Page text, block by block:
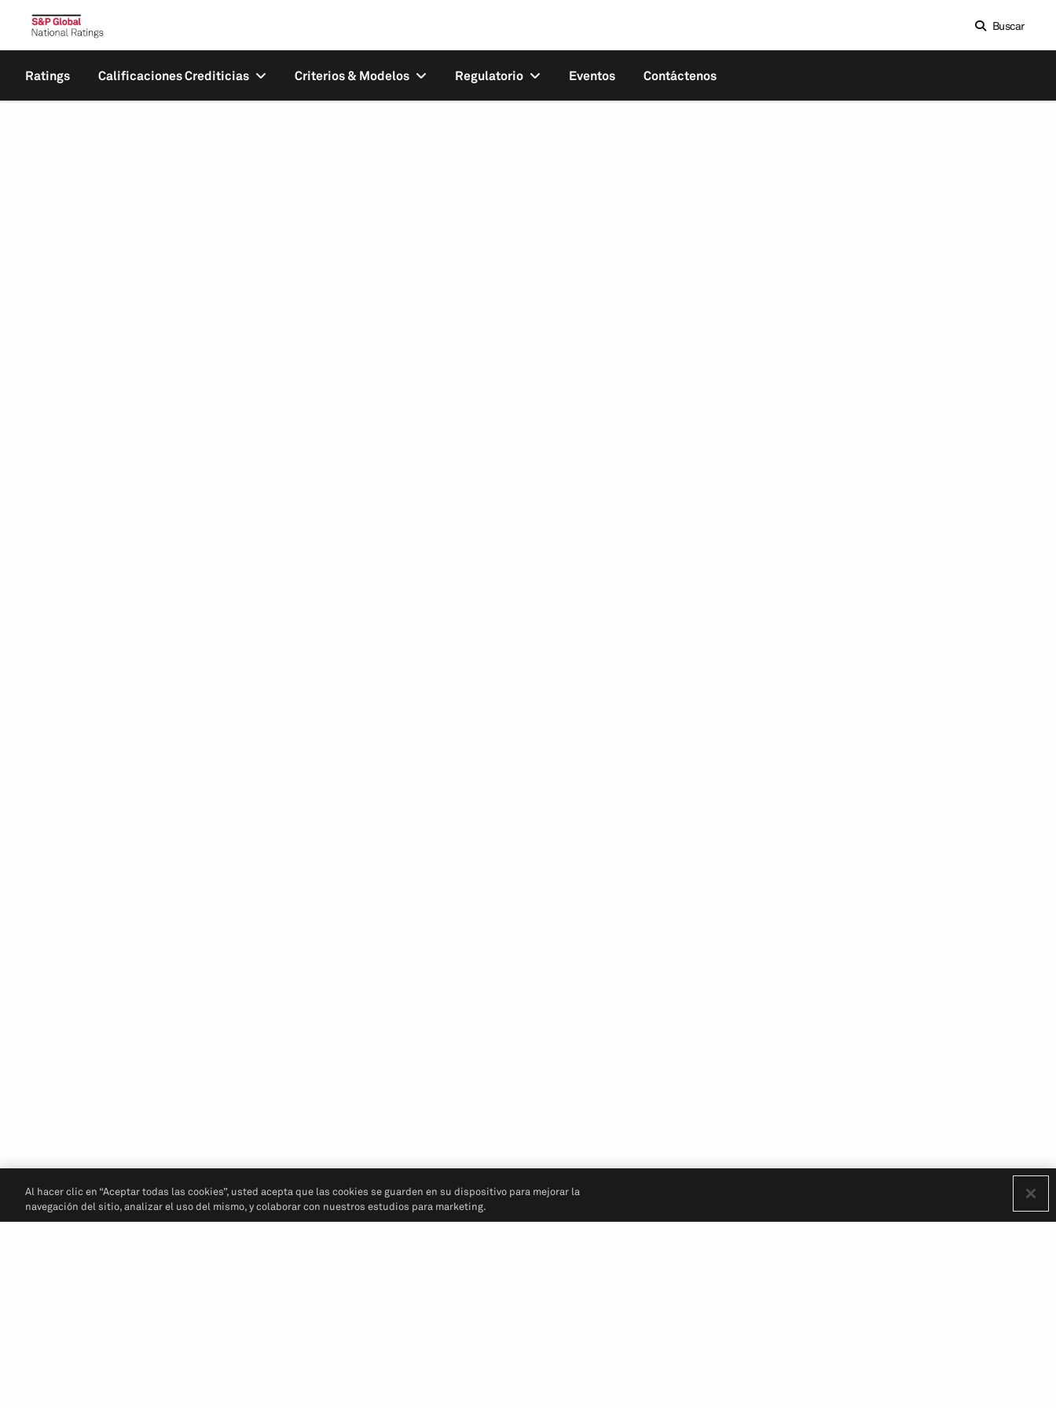
Buscar
Ratings Calificaciones Crediticias Criterios & Modelos Regulatorio Eventos Contáctenos
Al hacer clic en “Aceptar todas las cookies”, usted acepta que las cookies se guarden en su dispositivo para mejorar la
navegación del sitio, analizar el uso del mismo, y colaborar con nuestros estudios para marketing.